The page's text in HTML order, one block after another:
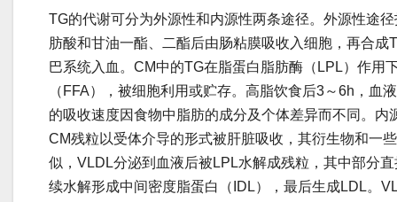
TG的代谢可分为外源性和内源性两条途径。外源性途
肪酸和甘油一酯、二酯后由肠粘膜吸收入细胞，再合成
巴系统入血。CM中的TG在脂蛋白脂肪酶（LPL）作用
（FFA），被细胞利用或贮存。高脂饮食后3～6h，血
的吸收速度因食物中脂肪的成分及个体差异而不同。
CM残粒以受体介导的形式被肝脏吸收，其衍生物和一
似，VLDL分泌到血液后被LPL水解成残粒，其中部分
续水解形成中间密度脂蛋白（IDL），最后生成LDL。